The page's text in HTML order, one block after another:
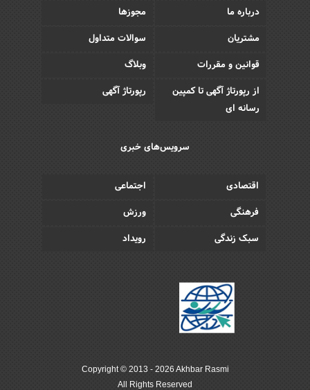
درباره ما
مجوزها
مشتریان
سوالات متداول
قوانین و مقررات
وبلاگ
از رپورتاژ آگهی تا کمپین
رسانه ای
رپورتاژ آگهی
سرویس‌های خبری
اقتصادی
اجتماعی
فرهنگی
ورزش
سبک زندگی
رویداد
Copyright © 2013 - 2026 Akhbar Rasmi
All Rights Reserved